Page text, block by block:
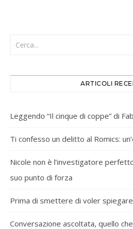
ARTICOLI
Leggendo “Il cinque di coppe” di
Ti confesso un delitto al Romics:
Nicole non è l’investigatore
suo punto di forza
Prima di smettere di voler
Conversazione ascoltata, quello